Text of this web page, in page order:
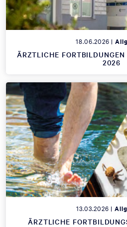
18.06.2026 |
ÄRZTLICHE
2026
13.03.2026 |
ÄRZTLICHE